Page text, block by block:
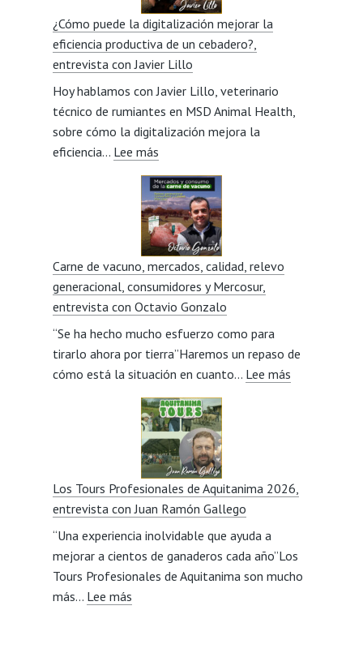
y
la
visión
social
del
sector,
entrevista
con
Miriam
Beorlegui
¿Cómo puede la digitalización mejorar la
eficiencia productiva de un cebadero?,
entrevista con Javier Lillo
Hoy hablamos con Javier Lillo, veterinario
técnico de rumiantes en MSD Animal Health,
sobre cómo la digitalización mejora la
eficiencia… Lee más:
puede
la
digitalización
mejorar
la
eficiencia
productiva
de
un
cebadero?,
entrevista
con
Javier
Lillo
Carne de vacuno, mercados, calidad, relevo
generacional, consumidores y Mercosur,
entrevista con Octavio Gonzalo
“Se ha hecho mucho esfuerzo como para
tirarlo ahora por tierra”Haremos un repaso de
cómo está la situación en cuanto… Lee más:
relevo
y
Mercosur,
Los Tours Profesionales de Aquitanima 2026,
entrevista con Juan Ramón Gallego
“Una experiencia inolvidable que ayuda a
mejorar a cientos de ganaderos cada año”Los
Tours Profesionales de Aquitanima son mucho
más… Lee más: